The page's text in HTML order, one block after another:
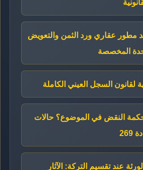
عقاري ورد الثمن والتعويض
المخصصة
لقانون السجل العيني الكاملة
النقض في الموضوع؟ حالات
عند تقسيم التركة: الآثار